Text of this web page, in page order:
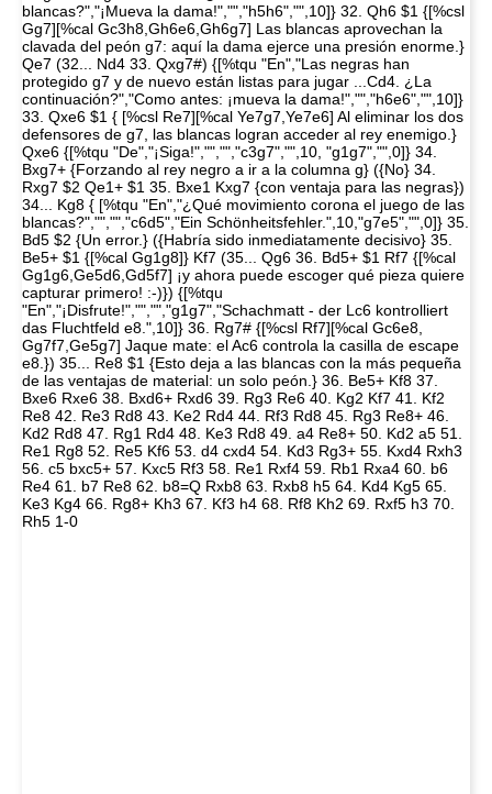
blancas?","¡Mueva la dama!","","h5h6","",10]} 32. Qh6 $1 {[%csl
Gg7][%cal Gc3h8,Gh6e6,Gh6g7] Las blancas aprovechan la
clavada del peón g7: aquí la dama ejerce una presión enorme.}
Qe7 (32... Nd4 33. Qxg7#) {[%tqu "En","Las negras han
protegido g7 y de nuevo están listas para jugar ...Cd4. ¿La
continuación?","Como antes: ¡mueva la dama!","","h6e6","",10]}
33. Qxe6 $1 { [%csl Re7][%cal Ye7g7,Ye7e6] Al eliminar los dos
defensores de g7, las blancas logran acceder al rey enemigo.}
Qxe6 {[%tqu "De","¡Siga!","","","c3g7","",10, "g1g7","",0]} 34.
Bxg7+ {Forzando al rey negro a ir a la columna g} ({No} 34.
Rxg7 $2 Qe1+ $1 35. Bxe1 Kxg7 {con ventaja para las negras})
34... Kg8 { [%tqu "En","¿Qué movimiento corona el juego de las
blancas?","","","c6d5","Ein Schönheitsfehler.",10,"g7e5","",0]} 35.
Bd5 $2 {Un error.} ({Habría sido inmediatamente decisivo} 35.
Be5+ $1 {[%cal Gg1g8]} Kf7 (35... Qg6 36. Bd5+ $1 Rf7 {[%cal
Gg1g6,Ge5d6,Gd5f7] ¡y ahora puede escoger qué pieza quiere
capturar primero! :-)}) {[%tqu
"En","¡Disfrute!","","","g1g7","Schachmatt - der Lc6 kontrolliert
das Fluchtfeld e8.",10]} 36. Rg7# {[%csl Rf7][%cal Gc6e8,
Gg7f7,Ge5g7] Jaque mate: el Ac6 controla la casilla de escape
e8.}) 35... Re8 $1 {Esto deja a las blancas con la más pequeña
de las ventajas de material: un solo peón.} 36. Be5+ Kf8 37.
Bxe6 Rxe6 38. Bxd6+ Rxd6 39. Rg3 Re6 40. Kg2 Kf7 41. Kf2
Re8 42. Re3 Rd8 43. Ke2 Rd4 44. Rf3 Rd8 45. Rg3 Re8+ 46.
Kd2 Rd8 47. Rg1 Rd4 48. Ke3 Rd8 49. a4 Re8+ 50. Kd2 a5 51.
Re1 Rg8 52. Re5 Kf6 53. d4 cxd4 54. Kd3 Rg3+ 55. Kxd4 Rxh3
56. c5 bxc5+ 57. Kxc5 Rf3 58. Re1 Rxf4 59. Rb1 Rxa4 60. b6
Re4 61. b7 Re8 62. b8=Q Rxb8 63. Rxb8 h5 64. Kd4 Kg5 65.
Ke3 Kg4 66. Rg8+ Kh3 67. Kf3 h4 68. Rf8 Kh2 69. Rxf5 h3 70.
Rh5 1-0